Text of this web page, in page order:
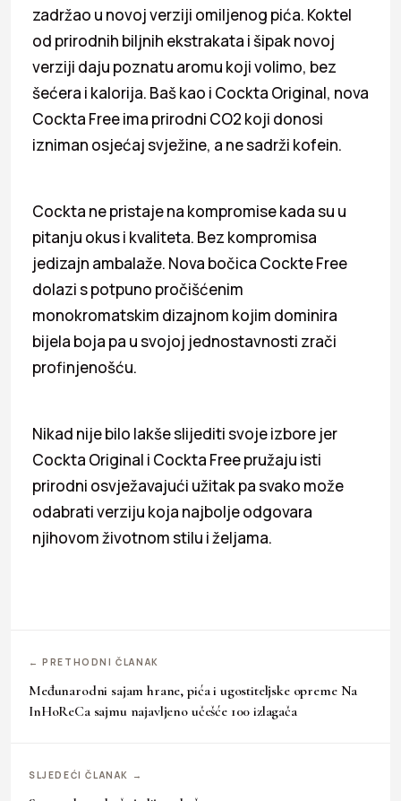
zadržao u novoj verziji omiljenog pića. Koktel
od prirodnih biljnih ekstrakata i šipak novoj
verziji daju poznatu aromu koji volimo, bez
šećera i kalorija. Baš kao i Cockta Original, nova
Cockta Free ima prirodni CO2 koji donosi
izniman osjećaj svježine, a ne sadrži kofein.
Cockta ne pristaje na kompromise kada su u
pitanju okus i kvaliteta. Bez kompromisa
jedizajn ambalaže. Nova bočica Cockte Free
dolazi s potpuno pročišćenim
monokromatskim dizajnom kojim dominira
bijela boja pa u svojoj jednostavnosti zrači
profinjenošću.
Nikad nije bilo lakše slijediti svoje izbore jer
Cockta Original i Cockta Free pružaju isti
prirodni osvježavajući užitak pa svako može
odabrati verziju koja najbolje odgovara
njihovom životnom stilu i željama.
← PRETHODNI ČLANAK
Međunarodni sajam hrane, pića i ugostiteljske opreme Na
InHoReCa sajmu najavljeno učešće 100 izlagača
SLJEDEĆI ČLANAK →